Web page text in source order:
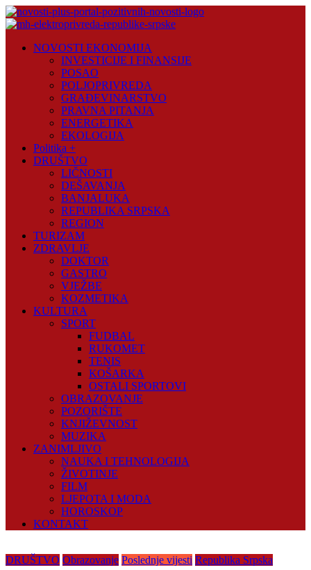
Skip
to
Plus
NOVOSTI EKONOMIJA
INVESTICIJE I FINANSIJE
POSAO
POLJOPRIVREDA
GRAĐEVINARSTVO
PRAVNA PITANJA
ENERGETIKA
EKOLOGIJA
Politika +
DRUŠTVO
LIČNOSTI
DEŠAVANJA
BANJALUKA
REPUBLIKA SRPSKA
REGION
TURIZAM
ZDRAVLJE
DOKTOR
GASTRO
VJEŽBE
KOZMETIKA
KULTURA
SPORT
FUDBAL
RUKOMET
TENIS
KOŠARKA
OSTALI SPORTOVI
OBRAZOVANJE
POZORIŠTE
KNJIŽEVNOST
MUZIKA
ZANIMLJIVO
NAUKA I TEHNOLOGIJA
ŽIVOTINJE
FILM
LJEPOTA I MODA
HOROSKOP
KONTAKT
DRUŠTVO Obrazovanje Poslednje vijesti Republika Srpska